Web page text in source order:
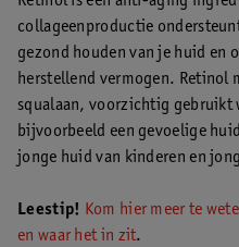
collageenproductie
gezond houden van je huid en
herstellend vermogen.
squalaan, voorzichtig gebruikt
bijvoorbeeld een gevoelige
jonge huid van kinderen en
Leestip! Kom hier meer te
en waar het in zit.